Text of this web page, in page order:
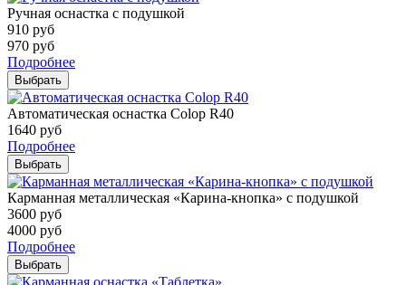
Ручная оснастка с подушкой
910 руб
970 руб
Подробнее
Выбрать
Автоматическая оснастка Colop R40
1640 руб
Подробнее
Выбрать
Карманная металлическая «Карина-кнопка» с подушкой
3600 руб
4000 руб
Подробнее
Выбрать